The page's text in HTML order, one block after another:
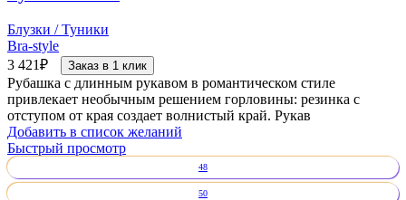
Блузки / Туники
Bra-style
3 421₽ Заказ в 1 клик
Рубашка с длинным рукавом в романтическом стиле
привлекает необычным решением горловины: резинка с
отступом от края создает волнистый край. Рукав
Добавить в список желаний
Быстрый просмотр
48
50